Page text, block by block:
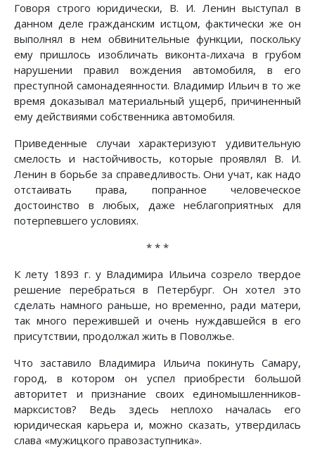
Говоря строго юридически, В. И. Ленин выступал в
данном деле гражданским истцом, фактически же он
выполнял в нем обвинительные функции, поскольку
ему пришлось изобличать виконта-лихача в грубом
нарушении правил вождения автомобиля, в его
преступной самонадеянности. Владимир Ильич в то же
время доказывал материальный ущерб, причиненный
ему действиями собственника автомобиля.
Приведенные случаи характеризуют удивительную
смелость и настойчивость, которые проявлял В. И.
Ленин в борьбе за справедливость. Они учат, как надо
отстаивать права, попранное человеческое
достоинство в любых, даже неблагоприятных для
потерпевшего условиях.
* * *
К лету 1893 г. у Владимира Ильича созрело твердое
решение перебраться в Петербург. Он хотел это
сделать намного раньше, но временно, ради матери,
так много пережившей и очень нуждавшейся в его
присутствии, продолжал жить в Поволжье.
Что заставило Владимира Ильича покинуть Самару,
город, в котором он успел приобрести большой
авторитет и признание своих единомышленников-
марксистов? Ведь здесь неплохо началась его
юридическая карьера и, можно сказать, утвердилась
слава «мужицкого правозаступника».